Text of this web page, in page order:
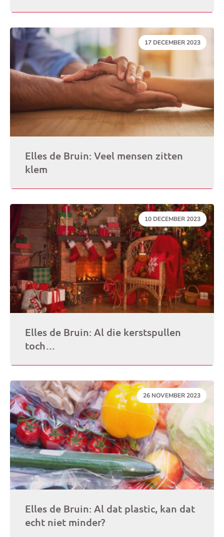
DATUM:
17 DECEMBER 2023
Elles de Bruin: Veel mensen zitten
klem
DATUM:
10 DECEMBER 2023
Elles de Bruin: Al die kerstspullen
toch…
DATUM:
26 NOVEMBER 2023
Elles de Bruin: Al dat plastic, kan dat
echt niet minder?